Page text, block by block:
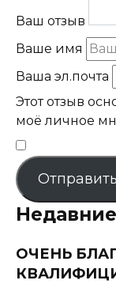
Ваш отзыв
Ваше имя
Ваша эл.почта
Этот отзыв
моё личное
ОЧЕНЬ